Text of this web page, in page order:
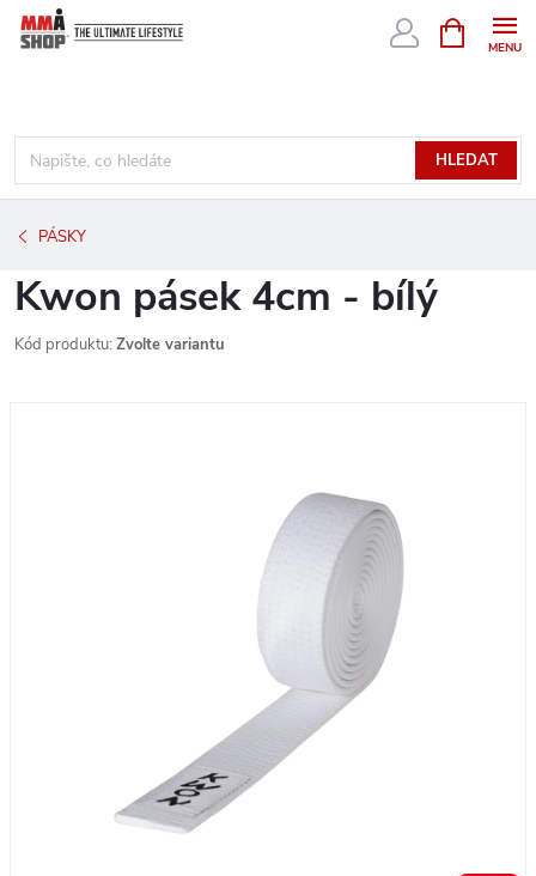
Přejít
HLEDAT
NÁKUPNÍ
KOŠÍK
PÁSKY
Kwon pásek 4cm - bílý
Kód produktu: Zvolte variantu